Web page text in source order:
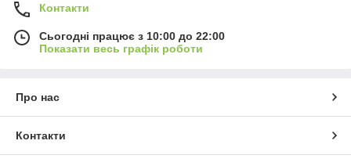
Контакти
Сьогодні працює з 10:00 до 22:00
Показати весь графік роботи
Про нас
Контакти